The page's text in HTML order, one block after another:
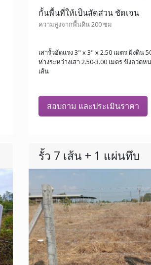
กั้นพื้นที่ให้เป็นสัดส่วน ชัดเจน
ความสูงจากพื้นดิน 200 ซม
เสารั้วอัดแรง 3" x 3" x 2.50 เมตร ฝังดิน
ห่างระหว่างเสา 2.50-3.00 เมตร ขึงลวด
เส้น
สอบถาม และประเมินราคา
รั้ว 7 เส้น + 1 แผ่นทึบ